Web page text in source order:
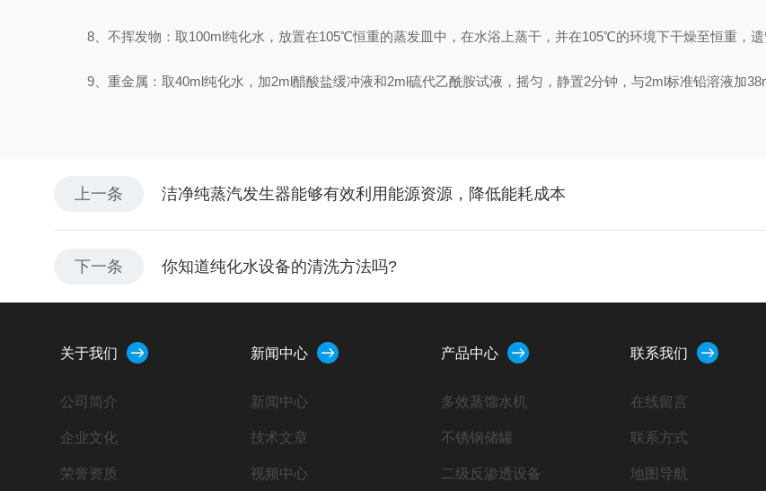
8、不挥发物：取100ml纯化水，放置在105℃恒重的蒸发皿中，在水浴上蒸干，并在105℃的环境下干燥至恒重，遗
9、重金属：取40ml纯化水，加2ml醋酸盐缓冲液和2ml硫代乙酰胺试液，摇匀，静置2分钟，与2ml标准铅溶液加
上一条 洁净纯蒸汽发生器能够有效利用能源资源，降低能耗成本
下一条 你知道纯化水设备的清洗方法吗?
关于我们
公司简介
企业文化
荣誉资质
新闻中心
新闻中心
技术文章
视频中心
产品中心
多效蒸馏水机
不锈钢储罐
二级反渗透设备
联系我们
在线留言
联系方式
地图导航